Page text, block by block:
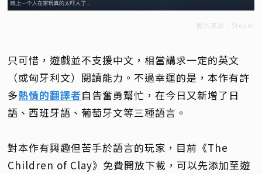
圖片來源：Steam
只可惜，遊戲並不支援中文，相當講求一定的英文
（或匈牙利文）閱讀能力。不過幸運的是，本作有許
多熱情的翻譯者自告奮勇幫忙，在今日又新增了日
語、西班牙語、葡萄牙文等三種語言。
對本作有興趣但苦手於語言的玩家，目前《The
Children of Clay》免費開放下載，可以先添加至遊